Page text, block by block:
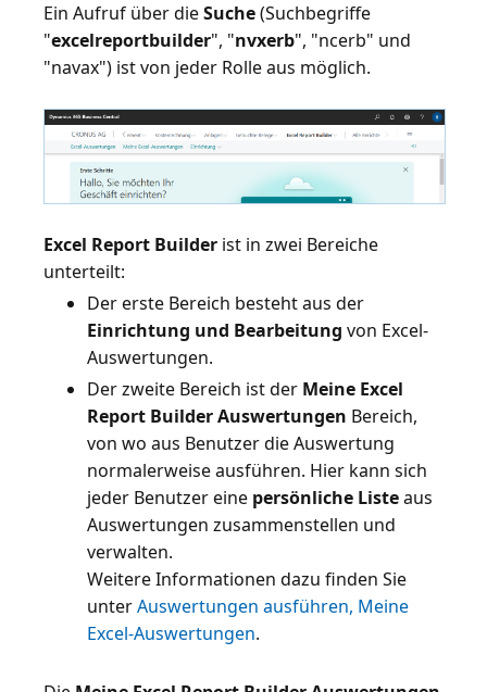
Ein Aufruf über dieSuche(Suchbegriffe
"excelreportbuilder", "nvxerb", "ncerb" und
"navax") ist von jeder Rolle aus möglich.
Excel Report Builder ist in zwei Bereiche
Der erste Bereich besteht aus der
Einrichtung und Bearbeitung von Excel-
Auswertungen.
Der zweite Bereich ist der Meine Excel
Report Builder Auswertungen Bereich,
von wo aus Benutzer die Auswertung
normalerweise ausführen. Hier kann sich
jeder Benutzer eine persönliche Listeaus
Auswertungen zusammenstellen und
verwalten.
Weitere Informationen dazu finden Sie
unterAuswertungen ausführen, Meine
Excel-Auswertungen.